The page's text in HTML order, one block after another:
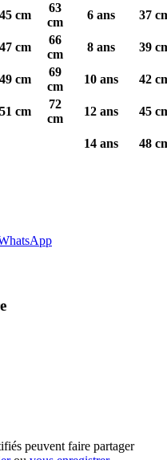
45 cm
63
cm
6 ans 37
47 cm
66
cm
8 ans 39
49 cm
69
cm
10 ans 42
51 cm
72
cm
12 ans 45
14 ans
48
peuvent faire partager